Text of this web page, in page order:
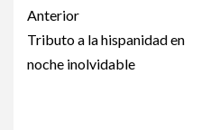
Post
navigation
Anterior
Tributo a la hispanidad en
noche inolvidable